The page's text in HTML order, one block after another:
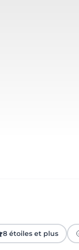
8 étoiles et plus